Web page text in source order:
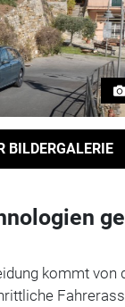
BILDERGALERIE
kommt von